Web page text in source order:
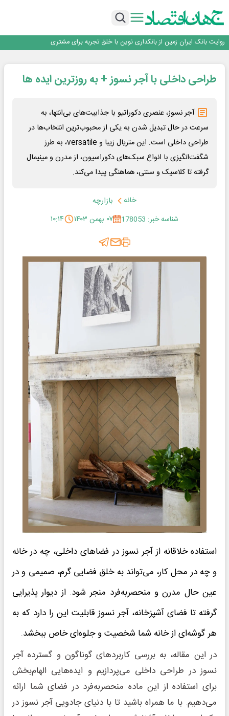
اجرای برنامه تحول بانک با تمرکز بر منابع پایدار، درآمدهای کارمزدی و بازسازی اعتماد
مشتریان
بانک مهر ایران بیش از ۷۰ میلیارد تومان به برنامه‌های مسئولیت اجتماعی اختصاص
پیام مدیرعامل بانک توسعه تعاون به مناسبت ۱۵ مرداد، سالروز تأسیس بانک
اجرای برنامه تحول بانک با تمرکز بر منابع پایدار، درآمدهای کارمزدی و بازسازی اعتماد
مشتریان
بانک مهر ایران بیش از ۷۰ میلیارد تومان به برنامه‌های مسئولیت اجتماعی اختصاص
طراحی داخلی با آجر نسوز + به روزترین ایده ها
آجر نسوز، عنصری دکوراتیو با جذابیت‌های بی‌انتها، به
سرعت در حال تبدیل شدن به یکی از محبوب‌ترین انتخاب‌ها در
طراحی داخلی است. این متریال زیبا و versatile، به طرز
شگفت‌انگیزی با انواع سبک‌های دکوراسیون، از مدرن و مینیمال
گرفته تا کلاسیک و سنتی، هماهنگی پیدا می‌کند.
خانه
بازارچه
شناسه خبر: 178053
۰۷ بهمن ۱۴۰۳ ۱۰:۱۴
استفاده خلاقانه از آجر نسوز در فضاهای داخلی، چه در خانه
و چه در محل کار، می‌تواند به خلق فضایی گرم، صمیمی و در
عین حال مدرن و منحصربه‌فرد منجر شود. از دیوار پذیرایی
گرفته تا فضای آشپزخانه، آجر نسوز قابلیت این را دارد که به
هر گوشه‌ای از خانه شما شخصیت و جلوه‌ای خاص ببخشد.
در این مقاله، به بررسی کاربردهای گوناگون و گسترده آجر
نسوز در طراحی داخلی می‌پردازیم و ایده‌هایی الهام‌بخش
برای استفاده از این ماده منحصربه‌فرد در فضای شما ارائه
می‌دهیم. با ما همراه باشید تا با دنیای جادویی آجر نسوز در